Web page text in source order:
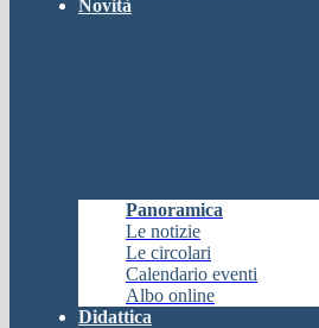
Novità
Panoramica
Le notizie
Le circolari
Calendario eventi
Albo online
Didattica